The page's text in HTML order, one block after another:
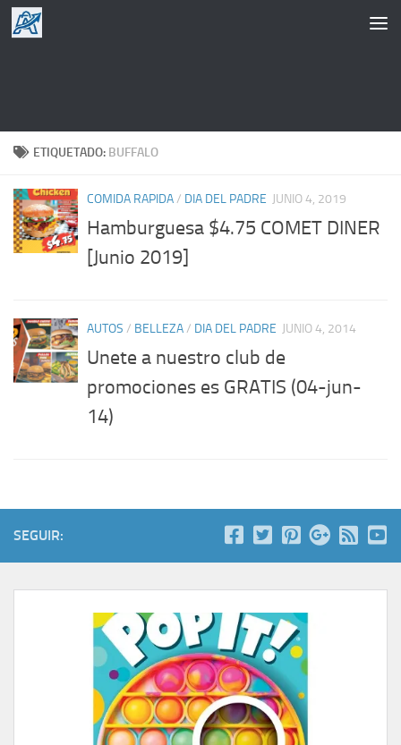
Saltar al contenido
ETIQUETADO: BUFFALO
COMIDA RAPIDA/ DIA DEL PADRE JUNIO 4, 2019
Hamburguesa $4.75 COMET DINER
[Junio 2019]
AUTOS / BELLEZA/ DIA DEL PADRE JUNIO 4, 2014
Unete a nuestro club de
promociones es GRATIS (04-jun-
14)
SEGUIR: